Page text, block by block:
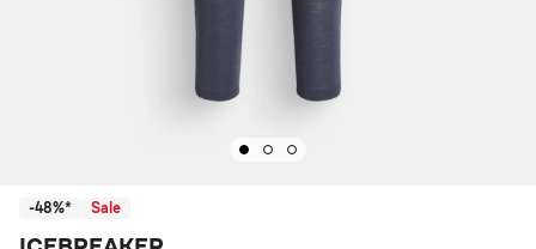
-48%* Sale